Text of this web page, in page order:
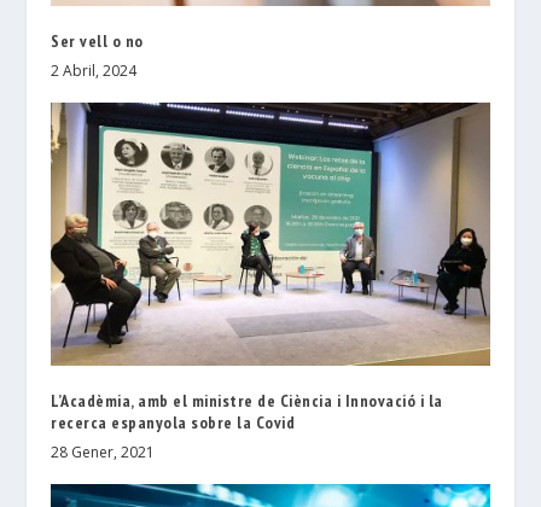
Ser vell o no
2 Abril, 2024
L’Acadèmia, amb el ministre de Ciència i Innovació i la
recerca espanyola sobre la Covid
28 Gener, 2021